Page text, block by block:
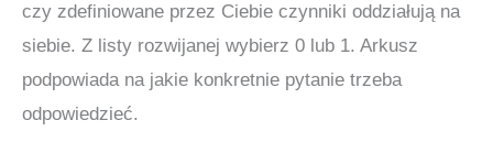
czy zdefiniowane przez Ciebie czynniki oddziałują na
siebie. Z listy rozwijanej wybierz 0 lub 1. Arkusz
podpowiada na jakie konkretnie pytanie trzeba
odpowiedzieć.